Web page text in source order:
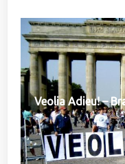
Veolia Adieu! –